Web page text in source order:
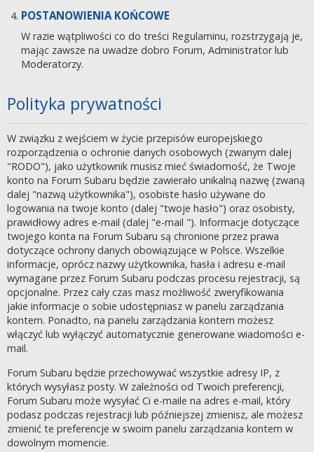
POSTANOWIENIA KOŃCOWE
W razie wątpliwości co do treści Regulaminu, rozstrzygają je,
mając zawsze na uwadze dobro Forum, Administrator lub
Moderatorzy.
Polityka prywatności
W związku z wejściem w życie przepisów europejskiego
rozporządzenia o ochronie danych osobowych (zwanym dalej
"RODO"), jako użytkownik musisz mieć świadomość, że Twoje
konto na Forum Subaru będzie zawierało unikalną nazwę (zwaną
dalej "nazwą użytkownika"), osobiste hasło używane do
logowania na twoje konto (dalej "twoje hasło") oraz osobisty,
prawidłowy adres e-mail (dalej "e-mail "). Informacje dotyczące
twojego konta na Forum Subaru są chronione przez prawa
dotyczące ochrony danych obowiązujące w Polsce. Wszelkie
informacje, oprócz nazwy użytkownika, hasła i adresu e-mail
wymagane przez Forum Subaru podczas procesu rejestracji, są
opcjonalne. Przez cały czas masz możliwość zweryfikowania
jakie informacje o sobie udostępniasz w panelu zarządzania
kontem. Ponadto, na panelu zarządzania kontem możesz
włączyć lub wyłączyć automatycznie generowane wiadomości e-
mail.
Forum Subaru będzie przechowywać wszystkie adresy IP, z
których wysyłasz posty. W zależności od Twoich preferencji,
Forum Subaru może wysyłać Ci e-maile na adres e-mail, który
podasz podczas rejestracji lub późniejszej zmienisz, ale możesz
zmienić te preferencje w swoim panelu zarządzania kontem w
dowolnym momencie.